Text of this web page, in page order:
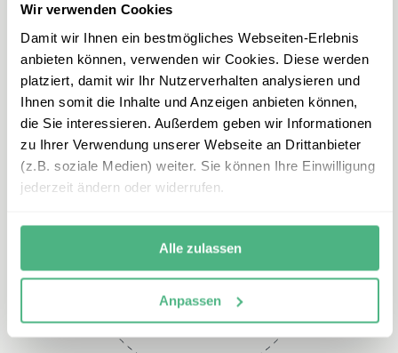
Wir verwenden Cookies
Damit wir Ihnen ein bestmögliches Webseiten-Erlebnis
anbieten können, verwenden wir Cookies. Diese werden
platziert, damit wir Ihr Nutzerverhalten analysieren und
Ihnen somit die Inhalte und Anzeigen anbieten können,
die Sie interessieren. Außerdem geben wir Informationen
zu Ihrer Verwendung unserer Webseite an Drittanbieter
(z.B. soziale Medien) weiter. Sie können Ihre Einwilligung
jederzeit ändern oder widerrufen.
Alle zulassen
Anpassen
E-Mail
australien@erlebe.de
Montag – Freitag:
und nach individueller
Terminvereinbarung